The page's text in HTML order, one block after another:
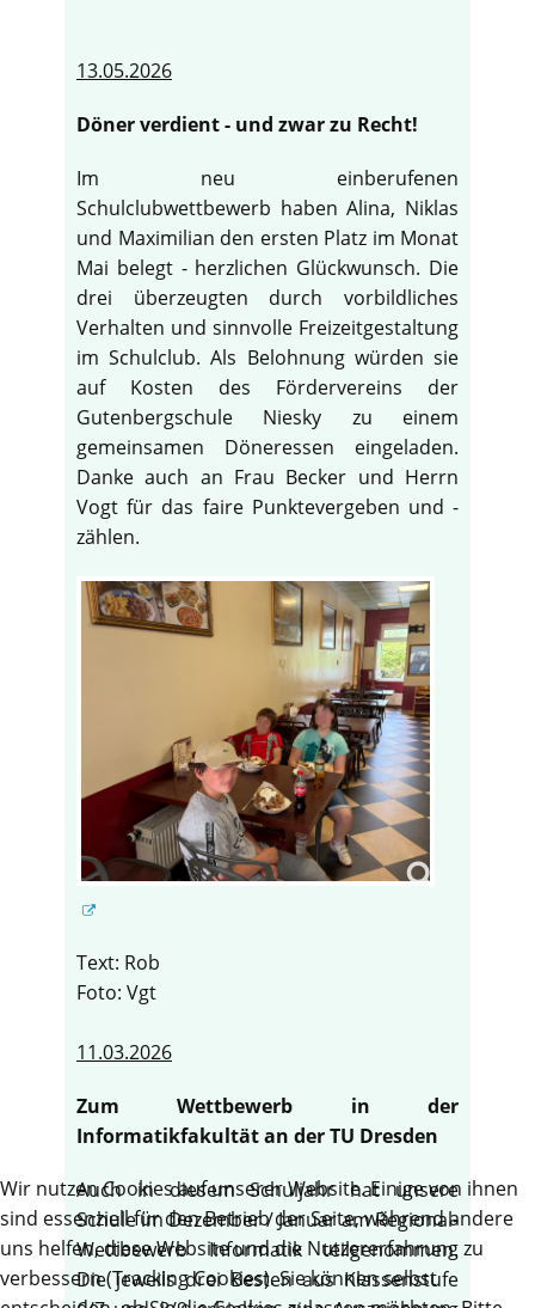
13.05.2026
Döner verdient - und zwar zu Recht!
Im neu einberufenen
Schulclubwettbewerb haben Alina, Niklas
und Maximilian den ersten Platz im Monat
Mai belegt - herzlichen Glückwunsch. Die
drei überzeugten durch vorbildliches
Verhalten und sinnvolle Freizeitgestaltung
im Schulclub. Als Belohnung würden sie
auf Kosten des Fördervereins der
Gutenbergschule Niesky zu einem
gemeinsamen Döneressen eingeladen.
Danke auch an Frau Becker und Herrn
Vogt für das faire Punktevergeben und -
zählen.
Text: Rob
Foto: Vgt
11.03.2026
Zum Wettbewerb in der
Informatikfakultät an der TU Dresden
Auch in diesem Schuljahr hat unsere
Schule im Dezember / Januar am Regional-
Wettbewerb Informatik teilgenommen.
Die jeweils drei Besten aus Klassenstufe
Wir nutzen Cookies auf unserer Website. Einige von ihnen
sind essenziell für den Betrieb der Seite, während andere
uns helfen, diese Website und die Nutzererfahrung zu
verbessern (Tracking Cookies). Sie können selbst